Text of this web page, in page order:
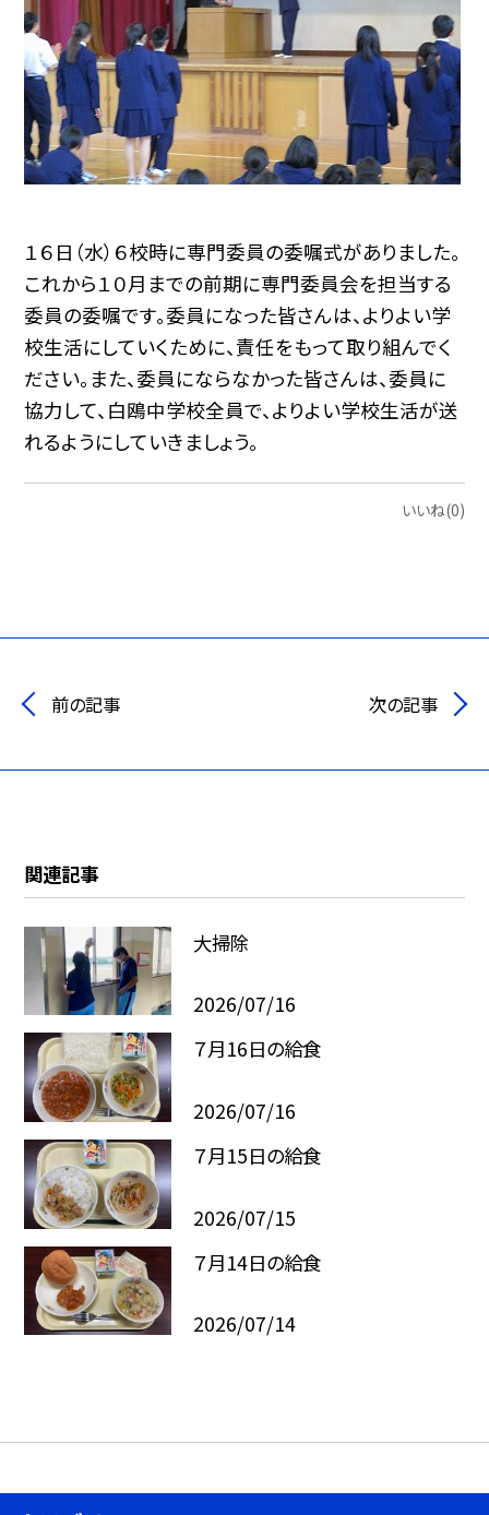
１６日（水）６校時に専門委員の委嘱式がありました。
これから１０月までの前期に専門委員会を担当する
委員の委嘱です。委員になった皆さんは、よりよい学
校生活にしていくために、責任をもって取り組んでく
ださい。また、委員にならなかった皆さんは、委員に
協力して、白鴎中学校全員で、よりよい学校生活が送
れるようにしていきましょう。
いいね(0)
前の記事 次の記事
関連記事
大掃除
2026/07/16
７月16日の給食
2026/07/16
７月15日の給食
2026/07/15
７月14日の給食
2026/07/14